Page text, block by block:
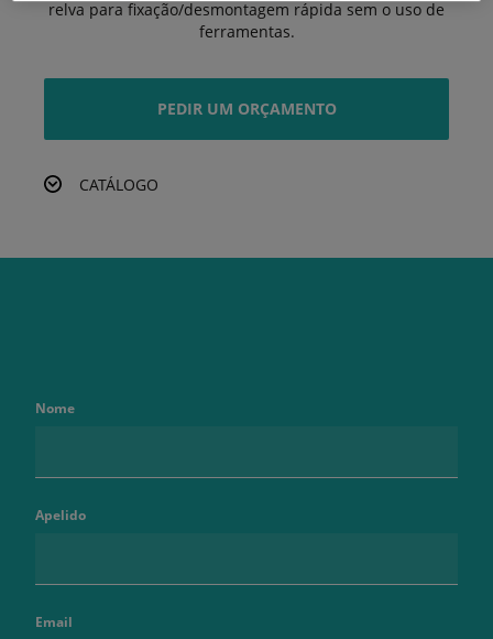
relva para fixação/desmontagem rápida sem o uso de
ferramentas.
PEDIR UM ORÇAMENTO
CATÁLOGO
Nome
Apelido
Email